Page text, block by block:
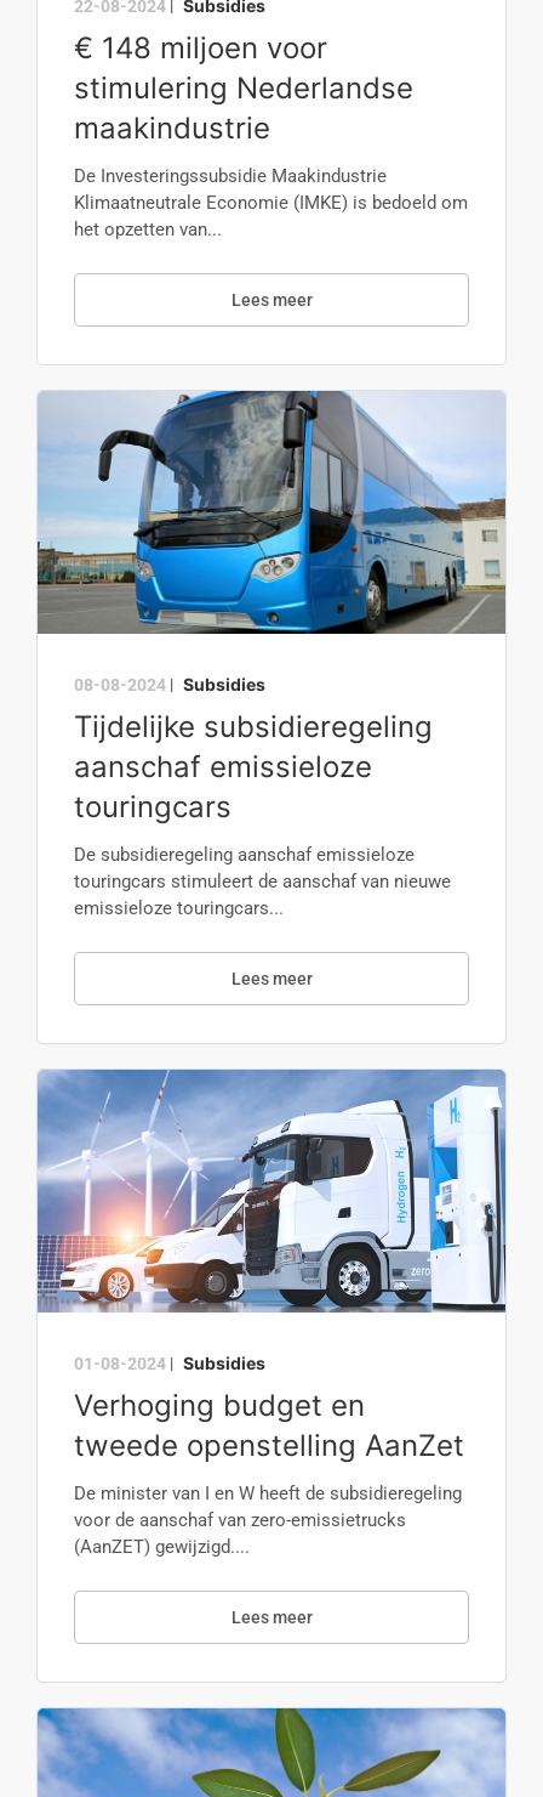
22-08-2024 Subsidies
€ 148 miljoen voor
stimulering Nederlandse
maakindustrie
De Investeringssubsidie Maakindustrie
Klimaatneutrale Economie (IMKE) is bedoeld om
het opzetten van...
Lees meer
08-08-2024 | Subsidies
Tijdelijke subsidieregeling
aanschaf emissieloze
touringcars
De subsidieregeling aanschaf emissieloze
touringcars stimuleert de aanschaf van nieuwe
emissieloze touringcars...
Lees meer
01-08-2024 | Subsidies
Verhoging budget en
tweede openstelling AanZet
De minister van I en W heeft de subsidieregeling
voor de aanschaf van zero-emissietrucks
(AanZET) gewijzigd....
Lees meer